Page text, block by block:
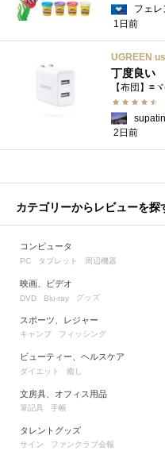
フェレ
1日前
丁度良い
【布団】≡
2日前
カテゴリーからレビューを探
コンピュータ
PC タブレット 周辺機器
映画、ビデオ
DVD Blu-ray グッズ
スポーツ、レジャー
キャンプ フィッシング
ビューティー、ヘルスケア
ダイエット 癒し
文房具、オフィス用品
筆記具 手帳
タレントグッズ
サイン ファンクラブ会報